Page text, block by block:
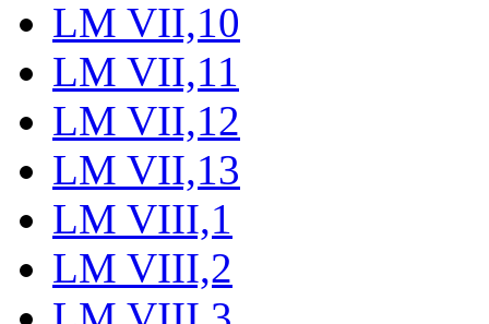
LM VII,10
LM VII,11
LM VII,12
LM VII,13
LM VIII,1
LM VIII,2